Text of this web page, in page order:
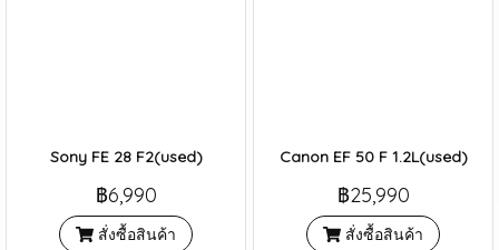
Sony FE 28 F2(used)
฿6,990
สั่งซื้อสินค้า
Canon EF 50 F 1.2L(used)
฿25,990
สั่งซื้อสินค้า